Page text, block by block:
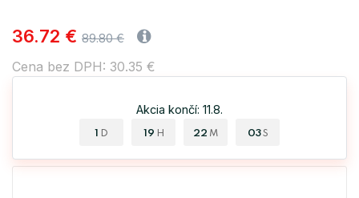
36.72 € 89.80 €
Cena bez DPH: 30.35 €
Akcia končí: 11.8.
1 D 19 H 22 M 03 S